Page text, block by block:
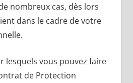
nombreux cas, dès lors
dans le cadre de votre
lesquels vous pouvez faire
de Protection